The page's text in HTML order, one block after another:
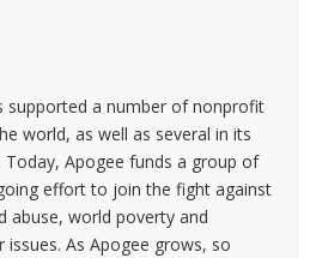
supported a number of nonprofit
world, as well as several in its
Apogee funds a group of
effort to join the fight against
abuse, world poverty and
issues. As Apogee grows, so